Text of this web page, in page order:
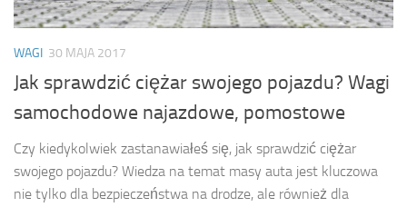
WAGI 30 MAJA 2017
Jak sprawdzić ciężar swojego pojazdu? Wagi
samochodowe najazdowe, pomostowe
Czy kiedykolwiek zastanawiałeś się, jak sprawdzić ciężar
swojego pojazdu? Wiedza na temat masy auta jest kluczowa
nie tylko dla bezpieczeństwa na drodze, ale również dla